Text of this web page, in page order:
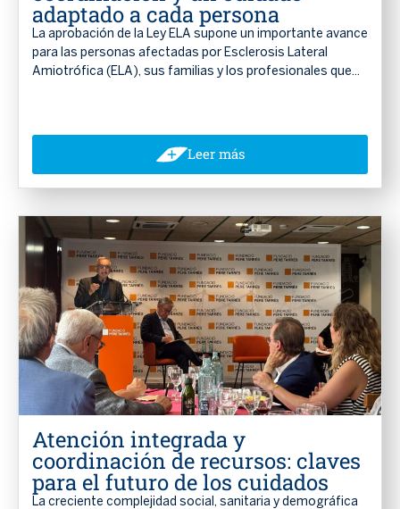
adaptado a cada persona
La aprobación de la Ley ELA supone un importante avance
para las personas afectadas por Esclerosis Lateral
Amiotrófica (ELA), sus familias y los profesionales que...
Leer más
Atención integrada y
coordinación de recursos: claves
para el futuro de los cuidados
La creciente complejidad social, sanitaria y demográfica